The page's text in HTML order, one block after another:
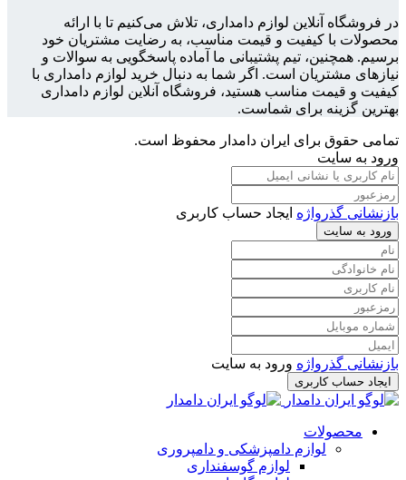
در فروشگاه آنلاین لوازم دامداری، تلاش می‌کنیم تا با ارائه
محصولات با کیفیت و قیمت مناسب، به رضایت مشتریان خود
برسیم. همچنین، تیم پشتیبانی ما آماده پاسخگویی به سوالات و
نیازهای مشتریان است. اگر شما به دنبال خرید لوازم دامداری با
کیفیت و قیمت مناسب هستید، فروشگاه آنلاین لوازم دامداری
بهترین گزینه برای شماست.
تمامی حقوق برای ایران دامدار محفوظ است.
ورود به سایت
بازنشانی گذرواژه ایجاد حساب کاربری
ورود به سایت
بازنشانی گذرواژه ورود به سایت
ایجاد حساب کاربری
محصولات
لوازم دامپزشکی و دامپروری
لوازم گوسفنداری